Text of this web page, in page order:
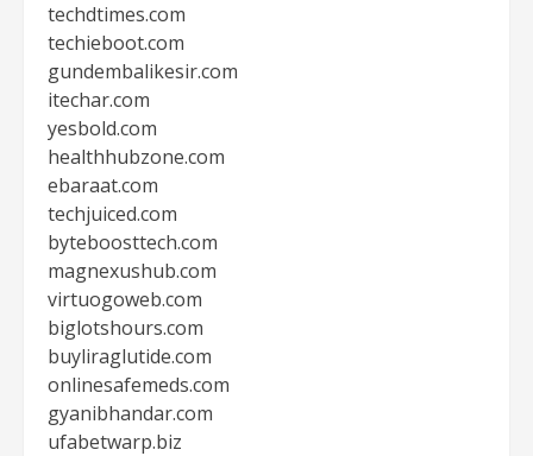
techdtimes.com
techieboot.com
gundembalikesir.com
itechar.com
yesbold.com
healthhubzone.com
ebaraat.com
techjuiced.com
byteboosttech.com
magnexushub.com
virtuogoweb.com
biglotshours.com
buyliraglutide.com
onlinesafemeds.com
gyanibhandar.com
ufabetwarp.biz